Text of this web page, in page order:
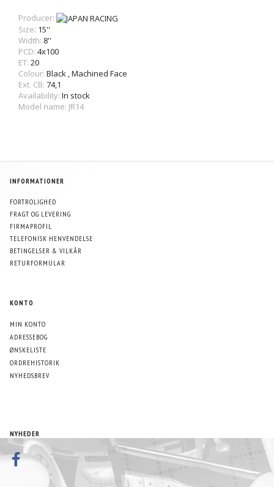
Producer:
Size: 15''
Width: 8''
PCD: 4x100
ET: 20
Colour: Black ,Machined Face
Ext. CB: 74,1
Availability: In stock
Model name: JR14
INFORMATIONER
FORTROLIGHED
FRAGT OG LEVERING
FIRMAPROFIL
TELEFONISK HENVENDELSE
BETINGELSER & VILKÅR
RETURFORMULAR
KONTO
MIN KONTO
ADRESSEBOG
ØNSKELISTE
ORDREHISTORIK
NYHEDSBREV
NYHEDER